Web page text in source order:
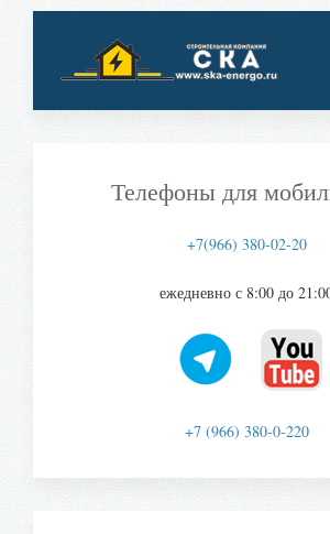
Телефоны для
+7(966) 380-02-20
ежедневно с 8:00 до
+7 (966) 380-0-220